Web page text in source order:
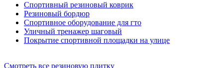
Спортивный резиновый коврик
Резиновый бордюр
Спортивное оборудование для гто
Уличный тренажер шаговый
Покрытие спортивной площадки на улице
Смотреть все резиновую плитку